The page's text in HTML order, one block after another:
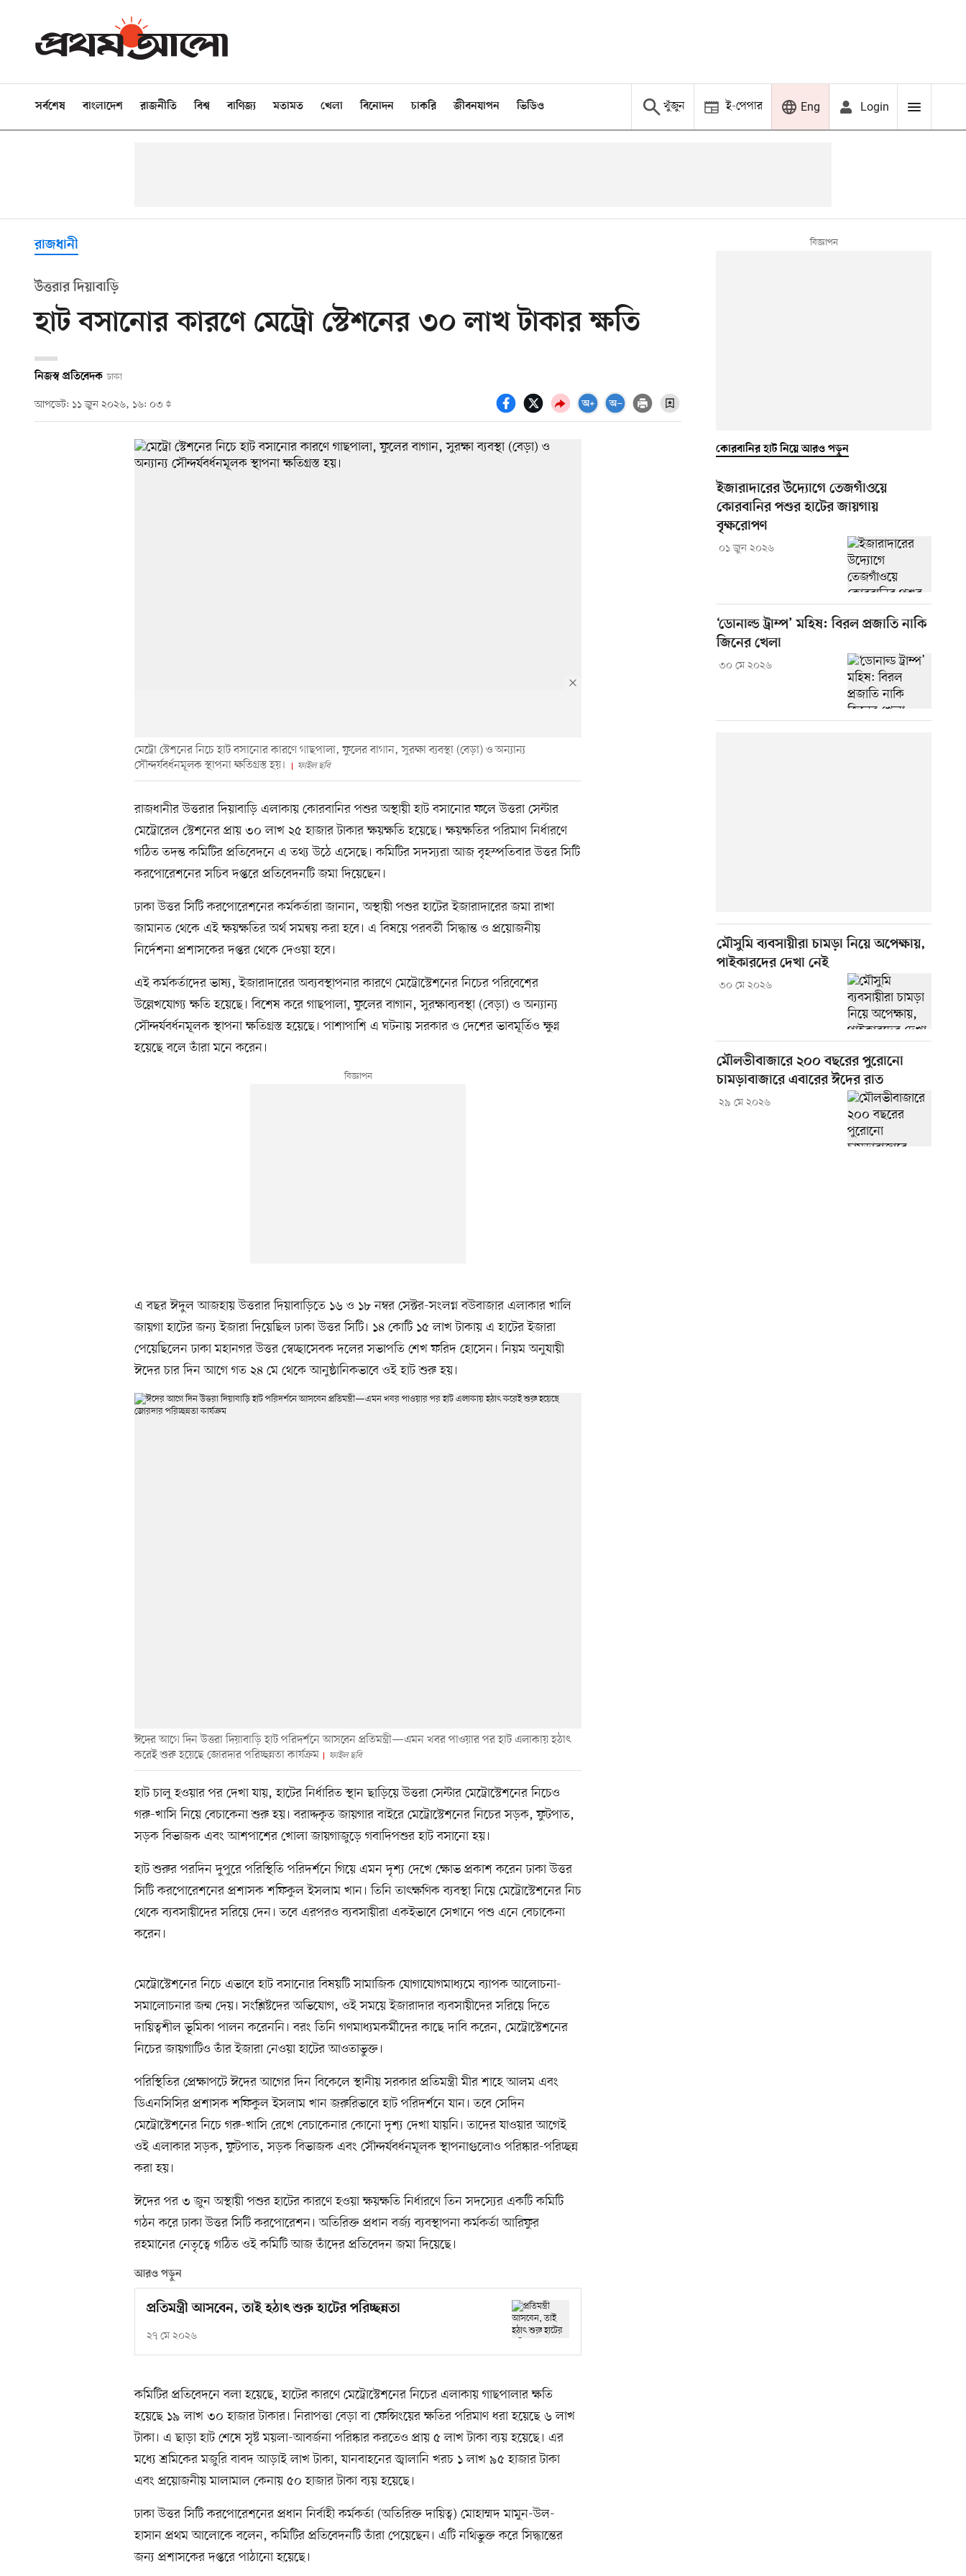
সর্বশেষ বাংলাদেশ রাজনীতি বিশ্ব বাণিজ্য মতামত খেলা বিনোদন চাকরি জীবনযাপন ভিডিও খুঁজুন ই-পেপার Eng Login
রাজধানী
উত্তরার দিয়াবাড়ি
হাট বসানোর কারণে মেট্রো স্টেশনের ৩০ লাখ টাকার ক্ষতি
নিজস্ব প্রতিবেদক ঢাকা
আপডেট: ১১ জুন ২০২৬, ১৬: ০৩
মেট্রো স্টেশনের নিচে হাট বসানোর কারণে গাছপালা, ফুলের বাগান, সুরক্ষা ব্যবস্থা (বেড়া) ও অন্যান্য
সৌন্দর্যবর্ধনমূলক স্থাপনা ক্ষতিগ্রস্ত হয়।
ফাইল ছবি
রাজধানীর উত্তরার দিয়াবাড়ি এলাকায় কোরবানির পশুর অস্থায়ী হাট বসানোর ফলে উত্তরা সেন্টার
মেট্রোরেল স্টেশনের প্রায় ৩০ লাখ ২৫ হাজার টাকার ক্ষয়ক্ষতি হয়েছে। ক্ষয়ক্ষতির পরিমাণ নির্ধারণে
গঠিত তদন্ত কমিটির প্রতিবেদনে এ তথ্য উঠে এসেছে। কমিটির সদস্যরা আজ বৃহস্পতিবার উত্তর সিটি
করপোরেশনের সচিব দপ্তরে প্রতিবেদনটি জমা দিয়েছেন।
ঢাকা উত্তর সিটি করপোরেশনের কর্মকর্তারা জানান, অস্থায়ী পশুর হাটের ইজারাদারের জমা রাখা
জামানত থেকে এই ক্ষয়ক্ষতির অর্থ সমন্বয় করা হবে। এ বিষয়ে পরবর্তী সিদ্ধান্ত ও প্রয়োজনীয়
নির্দেশনা প্রশাসকের দপ্তর থেকে দেওয়া হবে।
এই কর্মকর্তাদের ভাষ্য, ইজারাদারের অব্যবস্থাপনার কারণে মেট্রোস্টেশনের নিচের পরিবেশের
উল্লেখযোগ্য ক্ষতি হয়েছে। বিশেষ করে গাছপালা, ফুলের বাগান, সুরক্ষাব্যবস্থা (বেড়া) ও অন্যান্য
সৌন্দর্যবর্ধনমূলক স্থাপনা ক্ষতিগ্রস্ত হয়েছে। পাশাপাশি এ ঘটনায় সরকার ও দেশের ভাবমূর্তিও ক্ষুণ্ন
হয়েছে বলে তাঁরা মনে করেন।
এ বছর ঈদুল আজহায় উত্তরার দিয়াবাড়িতে ১৬ ও ১৮ নম্বর সেক্টর-সংলগ্ন বউবাজার এলাকার খালি
জায়গা হাটের জন্য ইজারা দিয়েছিল ঢাকা উত্তর সিটি। ১৪ কোটি ১৫ লাখ টাকায় এ হাটের ইজারা
পেয়েছিলেন ঢাকা মহানগর উত্তর স্বেচ্ছাসেবক দলের সভাপতি শেখ ফরিদ হোসেন। নিয়ম অনুযায়ী
ঈদের চার দিন আগে গত ২৪ মে থেকে আনুষ্ঠানিকভাবে ওই হাট শুরু হয়।
ঈদের আগে দিন উত্তরা দিয়াবাড়ি হাট পরিদর্শনে আসবেন প্রতিমন্ত্রী—এমন খবর পাওয়ার পর হাট এলাকায় হঠাৎ
করেই শুরু হয়েছে জোরদার পরিচ্ছন্নতা কার্যক্রম
ফাইল ছবি
হাট চালু হওয়ার পর দেখা যায়, হাটের নির্ধারিত স্থান ছাড়িয়ে উত্তরা সেন্টার মেট্রোস্টেশনের নিচেও
গরু-খাসি নিয়ে বেচাকেনা শুরু হয়। বরাদ্দকৃত জায়গার বাইরে মেট্রোস্টেশনের নিচের সড়ক, ফুটপাত,
সড়ক বিভাজক এবং আশপাশের খোলা জায়গাজুড়ে গবাদিপশুর হাট বসানো হয়।
হাট শুরুর পরদিন দুপুরে পরিস্থিতি পরিদর্শনে গিয়ে এমন দৃশ্য দেখে ক্ষোভ প্রকাশ করেন ঢাকা উত্তর
সিটি করপোরেশনের প্রশাসক শফিকুল ইসলাম খান। তিনি তাৎক্ষণিক ব্যবস্থা নিয়ে মেট্রোস্টেশনের নিচ
থেকে ব্যবসায়ীদের সরিয়ে দেন। তবে এরপরও ব্যবসায়ীরা একইভাবে সেখানে পশু এনে বেচাকেনা
করেন।
মেট্রোস্টেশনের নিচে এভাবে হাট বসানোর বিষয়টি সামাজিক যোগাযোগমাধ্যমে ব্যাপক আলোচনা-
সমালোচনার জন্ম দেয়। সংশ্লিষ্টদের অভিযোগ, ওই সময়ে ইজারাদার ব্যবসায়ীদের সরিয়ে দিতে
দায়িত্বশীল ভূমিকা পালন করেননি। বরং তিনি গণমাধ্যমকর্মীদের কাছে দাবি করেন, মেট্রোস্টেশনের
নিচের জায়গাটিও তাঁর ইজারা নেওয়া হাটের আওতাভুক্ত।
পরিস্থিতির প্রেক্ষাপটে ঈদের আগের দিন বিকেলে স্থানীয় সরকার প্রতিমন্ত্রী মীর শাহে আলম এবং
ডিএনসিসির প্রশাসক শফিকুল ইসলাম খান জরুরিভাবে হাট পরিদর্শনে যান। তবে সেদিন
মেট্রোস্টেশনের নিচে গরু-খাসি রেখে বেচাকেনার কোনো দৃশ্য দেখা যায়নি। তাদের যাওয়ার আগেই
ওই এলাকার সড়ক, ফুটপাত, সড়ক বিভাজক এবং সৌন্দর্যবর্ধনমূলক স্থাপনাগুলোও পরিষ্কার-পরিচ্ছন্ন
করা হয়।
ঈদের পর ৩ জুন অস্থায়ী পশুর হাটের কারণে হওয়া ক্ষয়ক্ষতি নির্ধারণে তিন সদস্যের একটি কমিটি
গঠন করে ঢাকা উত্তর সিটি করপোরেশন। অতিরিক্ত প্রধান বর্জ্য ব্যবস্থাপনা কর্মকর্তা আরিফুর
রহমানের নেতৃত্বে গঠিত ওই কমিটি আজ তাঁদের প্রতিবেদন জমা দিয়েছে।
আরও পড়ুন
প্রতিমন্ত্রী আসবেন, তাই হঠাৎ শুরু হাটের পরিচ্ছন্নতা
২৭ মে ২০২৬
কমিটির প্রতিবেদনে বলা হয়েছে, হাটের কারণে মেট্রোস্টেশনের নিচের এলাকায় গাছপালার ক্ষতি
হয়েছে ১৯ লাখ ৩০ হাজার টাকার। নিরাপত্তা বেড়া বা ফেন্সিংয়ের ক্ষতির পরিমাণ ধরা হয়েছে ৬ লাখ
টাকা। এ ছাড়া হাট শেষে সৃষ্ট ময়লা-আবর্জনা পরিষ্কার করতেও প্রায় ৫ লাখ টাকা ব্যয় হয়েছে। এর
মধ্যে শ্রমিকের মজুরি বাবদ আড়াই লাখ টাকা, যানবাহনের জ্বালানি খরচ ১ লাখ ৯৫ হাজার টাকা
এবং প্রয়োজনীয় মালামাল কেনায় ৫০ হাজার টাকা ব্যয় হয়েছে।
ঢাকা উত্তর সিটি করপোরেশনের প্রধান নির্বাহী কর্মকর্তা (অতিরিক্ত দায়িত্ব) মোহাম্মদ মামুন-উল-
হাসান প্রথম আলোকে বলেন, কমিটির প্রতিবেদনটি তাঁরা পেয়েছেন। এটি নথিভুক্ত করে সিদ্ধান্তের
জন্য প্রশাসকের দপ্তরে পাঠানো হয়েছে।
কোরবানির হাট নিয়ে আরও পড়ুন
ইজারাদারের উদ্যোগে তেজগাঁওয়ে
কোরবানির পশুর হাটের জায়গায়
বৃক্ষরোপণ
০১ জুন ২০২৬
‘ডোনাল্ড ট্রাম্প’ মহিষ: বিরল প্রজাতি নাকি
জিনের খেলা
৩০ মে ২০২৬
মৌসুমি ব্যবসায়ীরা চামড়া নিয়ে অপেক্ষায়,
পাইকারদের দেখা নেই
৩০ মে ২০২৬
মৌলভীবাজারে ২০০ বছরের পুরোনো
চামড়াবাজারে এবারের ঈদের রাত
২৯ মে ২০২৬